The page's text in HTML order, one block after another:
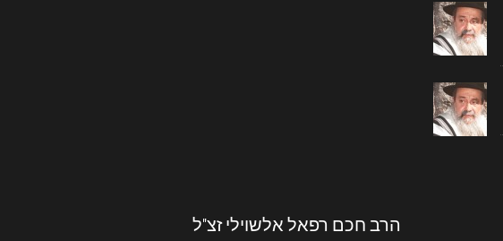
הרב חכם רפאל אלשוילי זצ"ל